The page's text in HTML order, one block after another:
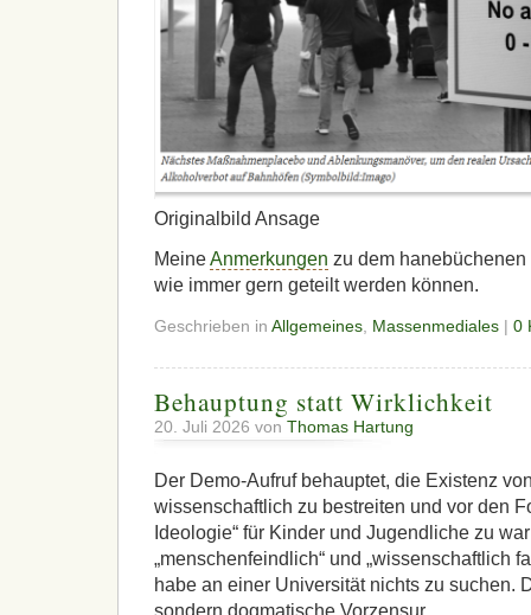
Originalbild Ansage
MeineAnmerkungen zu dem
wie immer gern geteilt werden können.
Geschrieben in Allgemeines Massenmediales | 0
Behauptung statt Wirklichkeit
20. Juli 2026 von Thomas Hartung
Der Demo-Aufruf behauptet, die Existenz
wissenschaftlich zu bestreiten und vor den
Ideologie“ für Kinder und Jugendliche zu
„menschenfeindlich“ und „wissenschaftlich
habe an einer Universität nichts zu suchen.
sondern dogmatische Vorzensur.